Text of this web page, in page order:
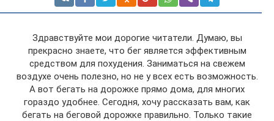
Здравствуйте мои дорогие читатели. Думаю, вы
прекрасно знаете, что бег является эффективным
средством для похудения. Заниматься на свежем
воздухе очень полезно, но не у всех есть возможность.
А вот бегать на дорожке прямо дома, для многих
гораздо удобнее. Сегодня, хочу рассказать вам, как
бегать на беговой дорожке правильно. Только такие